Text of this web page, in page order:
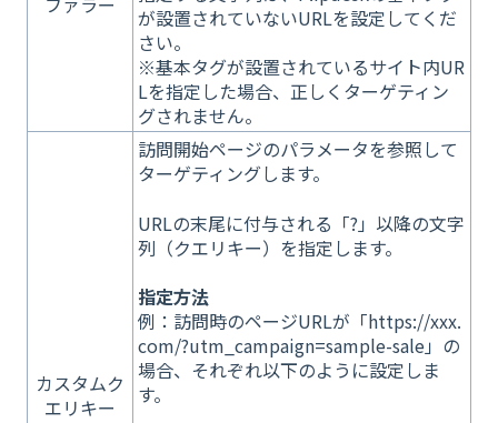
が設置されていないURLを設定してくだ
さい。
※基本タグが設置されているサイト内UR
Lを指定した場合、正しくターゲティン
グされません。
カスタムク
エリキー
訪問開始ページのパラメータを参照して
ターゲティングします。
URLの末尾に付与される「?」以降の文字
列（クエリキー）を指定します。
指定方法
例：訪問時のページURLが「https://xxx.
com/?utm_campaign=sample-sale」の
場合、それぞれ以下のように設定しま
す。